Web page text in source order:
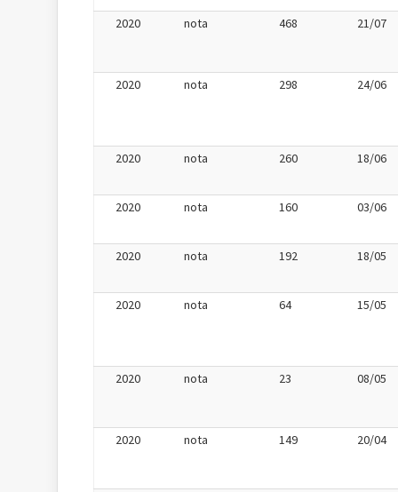
2020 nota 468 21/07
2020 nota 298 24/06
2020 nota 260 18/06
2020 nota 160 03/06
2020 nota 192 18/05
2020 nota 64 15/05
2020 nota 23 08/05
2020 nota 149 20/04